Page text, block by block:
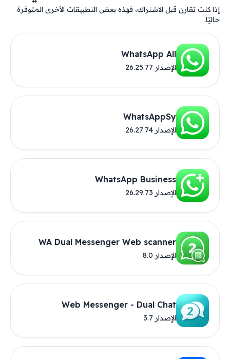
إذا كنت تقارن قبل الاشتراك، فهذه بعض التطبيقات الأخرى المتوفرة
حاليًا.
WhatsApp All
الإصدار 26.25.77
WhatsAppSy
الإصدار 26.27.74
WhatsApp Business
الإصدار 26.29.73
WA Dual Messenger Web scanner
الإصدار 8.0
Web Messenger - Dual Chat
الإصدار 3.7